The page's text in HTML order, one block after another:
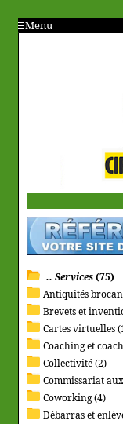
Menu
.. Services(75)
Antiquités
Brevets et
Cartes virtuelles
Coaching et
Collectivité (2)
Commissariat
Coworking (4)
Débarras et